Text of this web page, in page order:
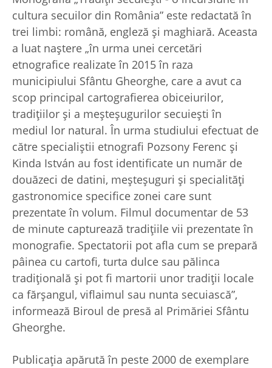
cultura secuilor din România” este redactată în
trei limbi: română, engleză şi maghiară. Aceasta
a luat naştere „în urma unei cercetări
etnografice realizate în 2015 în raza
municipiului Sfântu Gheorghe, care a avut ca
scop principal cartografierea obiceiurilor,
tradiţiilor şi a meşteşugurilor secuieşti în
mediul lor natural. În urma studiului efectuat de
către specialiștii etnografi Pozsony Ferenc şi
Kinda István au fost identificate un număr de
douăzeci de datini, meșteșuguri și specialități
gastronomice specifice zonei care sunt
prezentate în volum. Filmul documentar de 53
de minute capturează tradițiile vii prezentate în
monografie. Spectatorii pot afla cum se prepară
pâinea cu cartofi, turta dulce sau pălinca
tradițională și pot fi martorii unor tradiții locale
ca fărșangul, viflaimul sau nunta secuiască”,
informează Biroul de presă al Primăriei Sfântu
Gheorghe.
Publicația apărută în peste 2000 de exemplare